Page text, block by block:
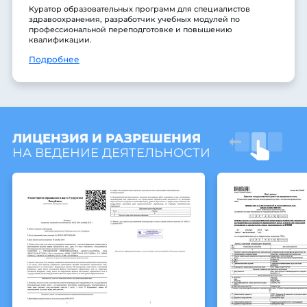
Куратор образовательных программ для специалистов
здравоохранения, разработчик учебных модулей по
профессиональной переподготовке и повышению
квалификации.
Подробнее
ЛИЦЕНЗИЯ И РАЗРЕШЕНИЯ
НА ВЕДЕНИЕ ДЕЯТЕЛЬНОСТИ